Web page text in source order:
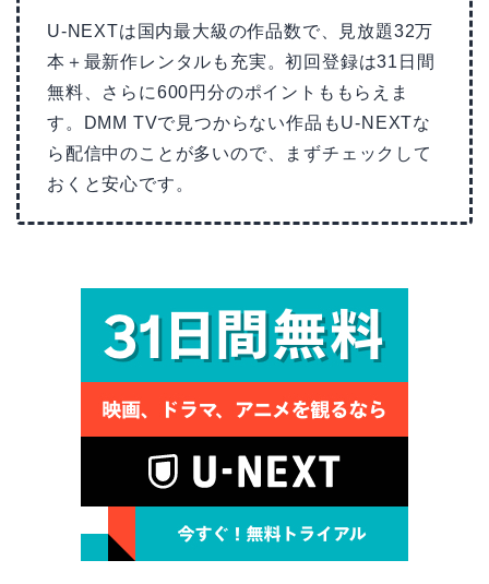
U-NEXTは国内最大級の作品数で、見放題32万
本＋最新作レンタルも充実。初回登録は31日間
無料、さらに600円分のポイントももらえま
す。DMM TVで見つからない作品もU-NEXTな
ら配信中のことが多いので、まずチェックして
おくと安心です。